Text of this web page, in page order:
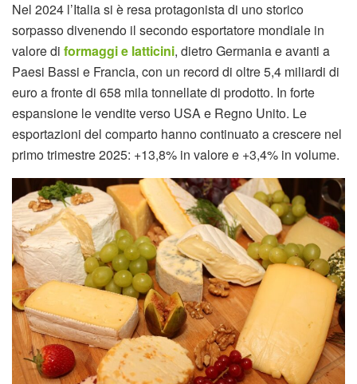
Nel 2024 l’Italia si è resa protagonista di uno storico
sorpasso divenendo il secondo esportatore mondiale in
valore di formaggi e latticini, dietro Germania e avanti a
Paesi Bassi e Francia, con un record di oltre 5,4 miliardi di
euro a fronte di 658 mila tonnellate di prodotto. In forte
espansione le vendite verso USA e Regno Unito. Le
esportazioni del comparto hanno continuato a crescere nel
primo trimestre 2025: +13,8% in valore e +3,4% in volume.